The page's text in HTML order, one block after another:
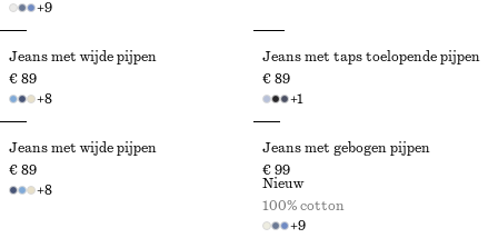
+9
Jeans met wijde pijpen
€ 89
+8
Jeans met taps toelopende pijpen
€ 89
+1
Jeans met wijde pijpen
€ 89
+8
Jeans met gebogen pijpen
€ 99
+9
Nieuw
100% cotton